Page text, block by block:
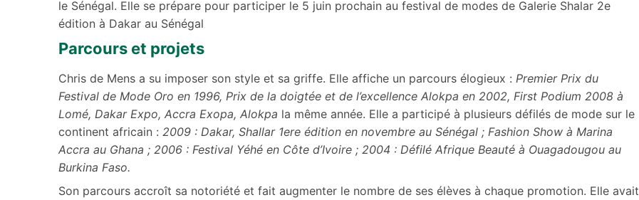
le Sénégal. Elle se prépare pour participer le 5 juin prochain au festival de modes de Galerie Shalar 2e
édition à Dakar au Sénégal
Parcours et projets
Chris de Mens a su imposer son style et sa griffe. Elle affiche un parcours élogieux : Premier Prix du
Festival de Mode Oro en 1996, Prix de la doigtée et de l’excellence Alokpa en 2002, First Podium 2008 à
Lomé, Dakar Expo, Accra Exopa, Alokpa la même année. Elle a participé à plusieurs défilés de mode sur le
continent africain : 2009 : Dakar, Shallar 1ere édition en novembre au Sénégal ; Fashion Show à Marina
Accra au Ghana ; 2006 : Festival Yéhé en Côte d’Ivoire ; 2004 : Défilé Afrique Beauté à Ouagadougou au
Burkina Faso.
Son parcours accroît sa notoriété et fait augmenter le nombre de ses élèves à chaque promotion. Elle avait